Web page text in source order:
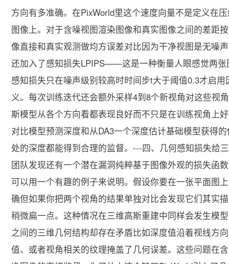
方向有多准确。在PixWorld里这个速度向量不是定义在
图像上。对于含噪视图渲染图像和真实图像之间的差距
像直接和真实观测做均方误差对比因为干净视图是无噪
还加入了感知损失LPIPS——这是一种衡量人眼感觉两
感知损失只在噪声级别较高时时间步t大于阈值0.3才启
义。每次训练迭代还会额外采样4到8个新视角对这些视
斯模型从各个方向看都表现良好而不只是在训练视角上
对比模型预测深度和从DA3一个深度估计基础模型获得
处的深度都能得到合理的监督。---四、几何感知损失给
团队发现还有一个潜在漏洞纯粹基于图像外观的损失函
可以用一个有趣的例子来说明。假设你要在一张平面图
确但如果你把两个视角的结果单独对比会发现它们其
稍微扁一点。这种情况在三维高斯重建中同样会发生模
之间的三维几何结构却存在矛盾比如深度值沿着视线方
值、或者视角相关的纹理掩盖了几何误差。这些问题在